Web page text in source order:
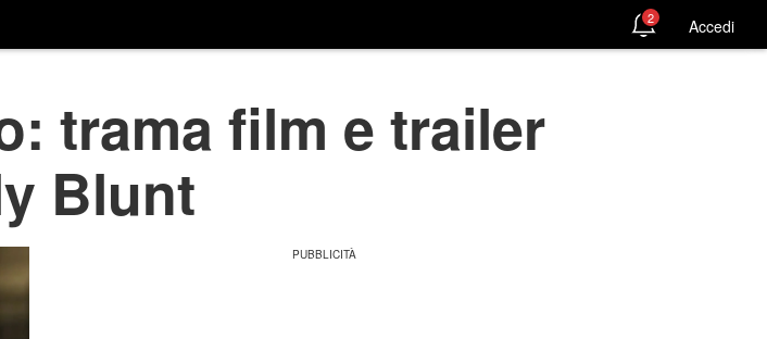
2 Accedi
trama film e trailer
Blunt